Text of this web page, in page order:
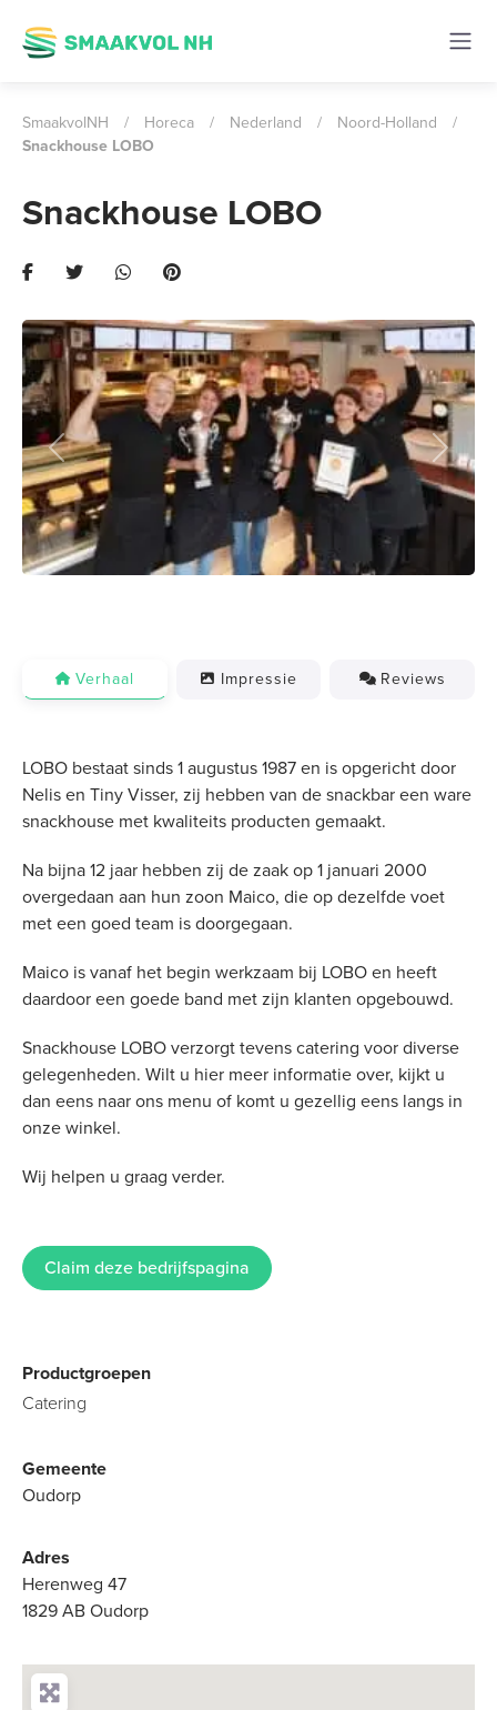
SmaakvolNH / Horeca / Nederland / Noord-Holland
/
Snackhouse LOBO
Snackhouse LOBO
Previous Next
Verhaal Impressie Reviews
LOBO bestaat sinds 1 augustus 1987 en is opgericht door
Nelis en Tiny Visser, zij hebben van de snackbar een ware
snackhouse met kwaliteits producten gemaakt.
Na bijna 12 jaar hebben zij de zaak op 1 januari 2000
overgedaan aan hun zoon Maico, die op dezelfde voet
met een goed team is doorgegaan.
Maico is vanaf het begin werkzaam bij LOBO en heeft
daardoor een goede band met zijn klanten opgebouwd.
Snackhouse LOBO verzorgt tevens catering voor diverse
gelegenheden. Wilt u hier meer informatie over, kijkt u
dan eens naar ons menu of komt u gezellig eens langs in
onze winkel.
Wij helpen u graag verder.
Claim deze bedrijfspagina
Productgroepen
Catering
Gemeente
Oudorp
Adres
Herenweg 47
1829 AB Oudorp